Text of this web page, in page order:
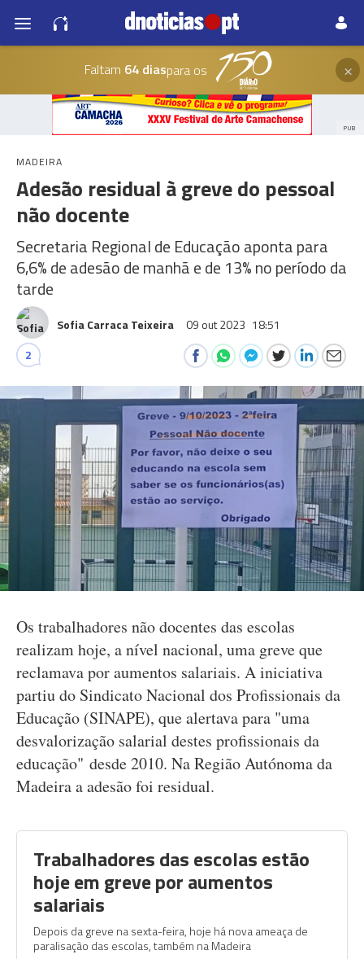
Faltam 64 diaspara os ×
PUB
MADEIRA
Adesão residual à greve do pessoal
não docente
Secretaria Regional de Educação aponta para
6,6% de adesão de manhã e de 13% no período da
tarde
Sofia Carraca Teixeira 09 out 2023 18:51
2
Os trabalhadores não docentes das escolas
realizam hoje, a nível nacional, uma greve que
reclamava por aumentos salariais. A iniciativa
partiu do Sindicato Nacional dos Profissionais da
Educação (SINAPE), que alertava para "uma
desvalorização salarial destes profissionais da
educação" desde 2010. Na Região Autónoma da
Madeira a adesão foi residual.
Trabalhadores das escolas estão
hoje em greve por aumentos
salariais
Depois da greve na sexta-feira, hoje há nova ameaça de
paralisação das escolas, também na Madeira